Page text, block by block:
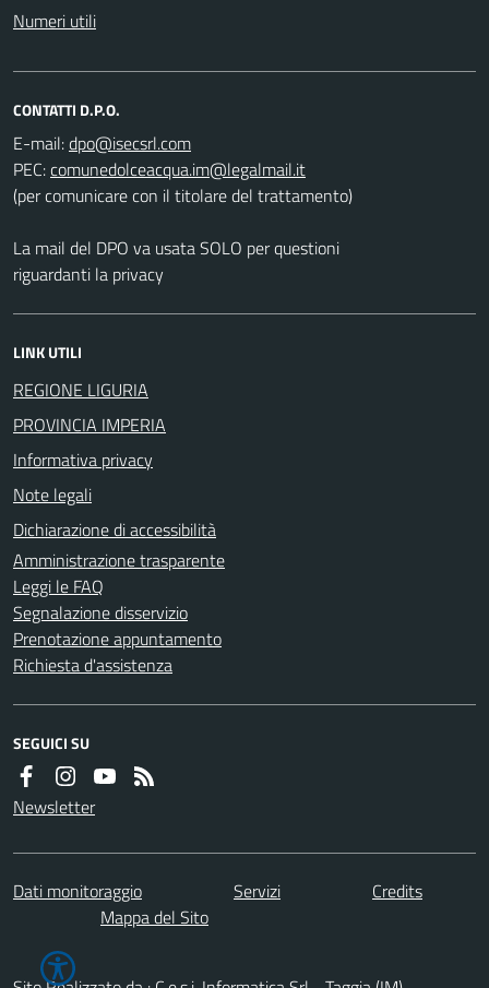
Numeri utili
CONTATTI D.P.O.
E-mail:
PEC:
(per comunicare con il titolare del trattamento)
La mail del DPO va usata SOLO per questioni
riguardanti la privacy
LINK UTILI
REGIONE LIGURIA
PROVINCIA IMPERIA
Informativa privacy
Note legali
Dichiarazione di accessibilità
Amministrazione trasparente
Leggi le FAQ
Segnalazione disservizio
Prenotazione appuntamento
Richiesta d'assistenza
SEGUICI SU
Newsletter
Dati monitoraggio Servizi
Credits
Mappa del Sito